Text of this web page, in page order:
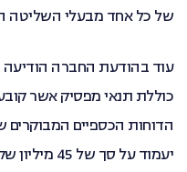
של כל אחד מבעלי השליטה
עוד בהודעת החברה
כוללת תנאי מפסיק אשר
יעמוד על